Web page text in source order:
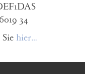
34
hier…